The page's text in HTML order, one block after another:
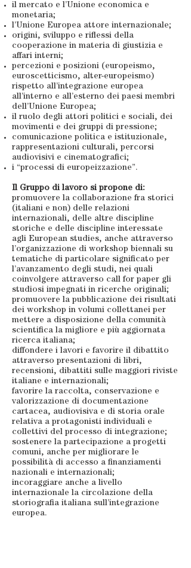
il mercato e l’Unione economica e
monetaria;
l’Unione Europea attore internazionale;
origini, sviluppo e riflessi della
cooperazione in materia di giustizia e
affari interni;
percezioni e posizioni (europeismo,
euroscetticismo, alter-europeismo)
rispetto all’integrazione europea
all’interno e all’esterno dei paesi membri
dell’Unione Europea;
il ruolo degli attori politici e sociali, dei
movimenti e dei gruppi di pressione;
comunicazione politica e istituzionale,
rappresentazioni culturali, percorsi
audiovisivi e cinematografici;
i “processi di europeizzazione”.
Il Gruppo di lavoro si propone di:
promuovere la collaborazione fra storici
(italiani e non) delle relazioni
internazionali, delle altre discipline
storiche e delle discipline interessate
agli European studies, anche attraverso
l’organizzazione di workshop biennali su
tematiche di particolare significato per
l’avanzamento degli studi, nei quali
coinvolgere attraverso call for paper gli
studiosi impegnati in ricerche originali;
promuovere la pubblicazione dei risultati
dei workshop in volumi collettanei per
mettere a disposizione della comunità
scientifica la migliore e più aggiornata
ricerca italiana;
diffondere i lavori e favorire il dibattito
attraverso presentazioni di libri,
recensioni, dibattiti sulle maggiori riviste
italiane e internazionali;
favorire la raccolta, conservazione e
valorizzazione di documentazione
cartacea, audiovisiva e di storia orale
relativa a protagonisti individuali e
collettivi del processo di integrazione;
sostenere la partecipazione a progetti
comuni, anche per migliorare le
possibilità di accesso a finanziamenti
nazionali e internazionali;
incoraggiare anche a livello
internazionale la circolazione della
storiografia italiana sull’integrazione
europea.